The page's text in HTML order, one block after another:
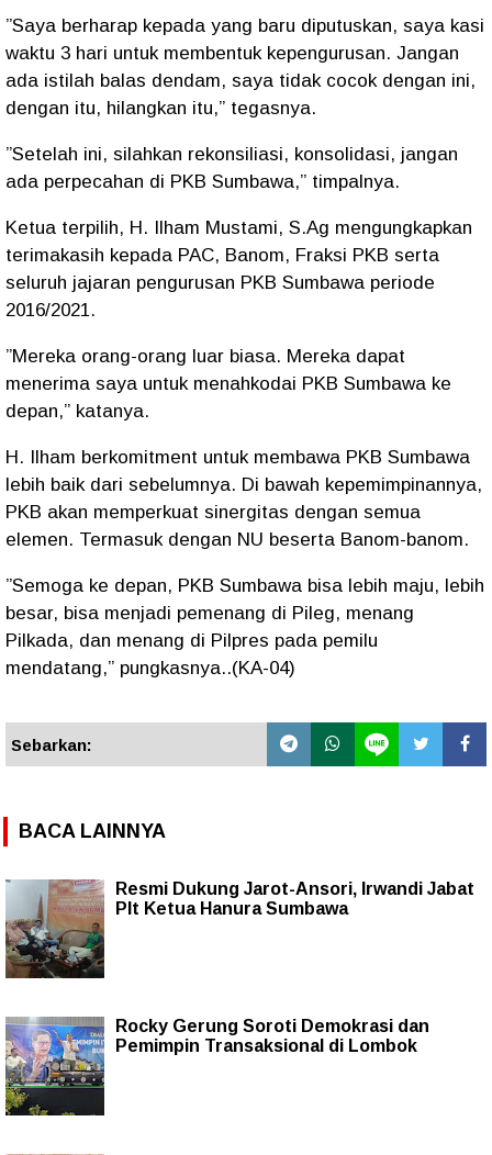
”Saya berharap kepada yang baru diputuskan, saya kasi
waktu 3 hari untuk membentuk kepengurusan. Jangan
ada istilah balas dendam, saya tidak cocok dengan ini,
dengan itu, hilangkan itu,” tegasnya.
”Setelah ini, silahkan rekonsiliasi, konsolidasi, jangan
ada perpecahan di PKB Sumbawa,” timpalnya.
Ketua terpilih, H. Ilham Mustami, S.Ag mengungkapkan
terimakasih kepada PAC, Banom, Fraksi PKB serta
seluruh jajaran pengurusan PKB Sumbawa periode
2016/2021.
”Mereka orang-orang luar biasa. Mereka dapat
menerima saya untuk menahkodai PKB Sumbawa ke
depan,” katanya.
H. Ilham berkomitment untuk membawa PKB Sumbawa
lebih baik dari sebelumnya. Di bawah kepemimpinannya,
PKB akan memperkuat sinergitas dengan semua
elemen. Termasuk dengan NU beserta Banom-banom.
”Semoga ke depan, PKB Sumbawa bisa lebih maju, lebih
besar, bisa menjadi pemenang di Pileg, menang
Pilkada, dan menang di Pilpres pada pemilu
mendatang,” pungkasnya..(KA-04)
Sebarkan:
BACA LAINNYA
Resmi Dukung Jarot-Ansori, Irwandi Jabat
Plt Ketua Hanura Sumbawa
Rocky Gerung Soroti Demokrasi dan
Pemimpin Transaksional di Lombok